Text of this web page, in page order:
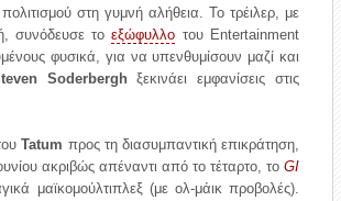
στη γυμνή αλήθεια. Το τρέιλερ, με
συνόδευσε τοεξώφυλλο του Entertainment
φυσικά, για να υπενθυμίσουν μαζί και
Soderberghξεκινάει εμφανίσεις στις
Tatum προς τη διασυμπαντική επικράτηση,
ακριβώς απέναντι από το τέταρτο, το GI
μαϊκομούλτιπλεξ (με ολ-μάικ προβολές).